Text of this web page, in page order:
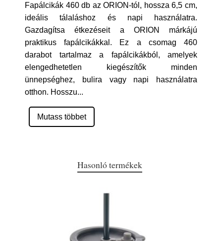
Fapálcikák 460 db az ORION-tól, hossza 6,5 cm,
ideális tálaláshoz és napi használatra.
Gazdagítsa étkezéseit a ORION márkájú
praktikus fapálcikákkal. Ez a csomag 460
darabot tartalmaz a fapálcikákból, amelyek
elengedhetetlen kiegészítők minden
ünnepséghez, bulira vagy napi használatra
otthon. Hosszu...
Mutass többet
Hasonló termékek